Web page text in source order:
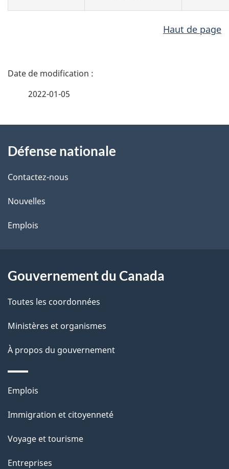
Haut de page
D
i
l
s
d
l
p
a
g
e
2022-01-05
propos
de
ce
site
Défense nationale
Contactez-nous
Nouvelles
Emplois
Gouvernement du Canada
Toutes les coordonnées
Ministères et organismes
À propos du gouvernement
Thèmes
sujets
Emplois
Immigration et citoyenneté
Voyage et tourisme
Entreprises